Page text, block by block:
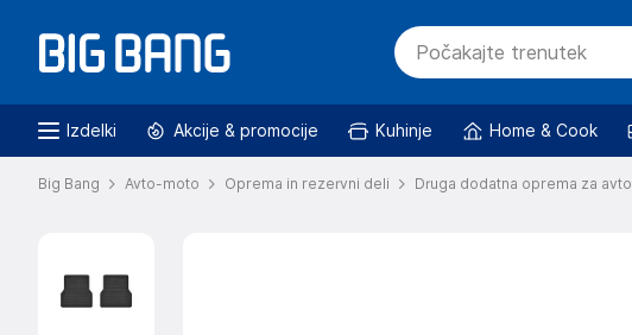
Izdelki Akcije & promocije Kuhinje Home & Cook
Big Bang Avto-moto Oprema in rezervni deli Druga dodatna oprema za avto